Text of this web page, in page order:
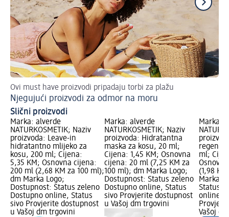
Ovi must have proizvodi pripadaju torbi za plažu
Njegujući proizvodi za odmor na moru
Slični proizvodi
Marka: alverde
NATURKOSMETIK; Naziv
proizvoda: Leave-in
hidratantno mlijeko za
kosu, 200 ml; Cijena:
5,35 KM; Osnovna cijena:
200 ml (2,68 KM za 100 ml);
dm Marka Logo;
Dostupnost: Status zeleno
Dostupno online, Status
sivo Provjerite dostupnost
u Vašoj dm trgovini
Marka: alverde
NATURKOSMETIK; Naziv
proizvoda: Hidratantna
maska za kosu, 20 ml;
Cijena: 1,45 KM; Osnovna
cijena: 20 ml (7,25 KM za
100 ml); dm Marka Logo;
Dostupnost: Status zeleno
Dostupno online, Status
sivo Provjerite dostupnost
u Vašoj dm trgovini
Marka:
ml;
(1,98
Marka
Status
online,
Vašoj